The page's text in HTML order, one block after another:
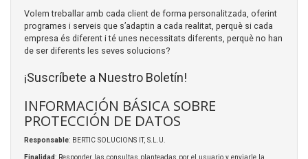
Volem treballar amb cada client de forma personalitzada, oferint
programes i serveis que s’adaptin a cada realitat, perquè si cada
empresa és diferent i té unes necessitats diferents, perquè no han
de ser diferents les seves solucions?
¡Suscríbete a Nuestro Boletín!
INFORMACIÓN BÁSICA SOBRE
PROTECCIÓN DE DATOS
Responsable: BERTIC SOLUCIONS IT, S.L.U.
Finalidad: Responder las consultas planteadas por el usuario y enviarle la